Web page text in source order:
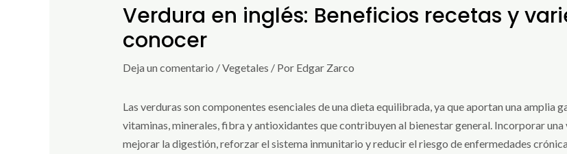
Verdura en inglés: Beneficios recetas y
conocer
Deja un comentario /Vegetales / Por Edgar Zarco
Las verduras son componentes esenciales de una dieta equilibrada, ya que aportan una amplia
vitaminas, minerales, fibra y antioxidantes que contribuyen al bienestar general. Incorporar
mejorar la digestión, reforzar el sistema inmunitario y reducir el riesgo de enfermedades